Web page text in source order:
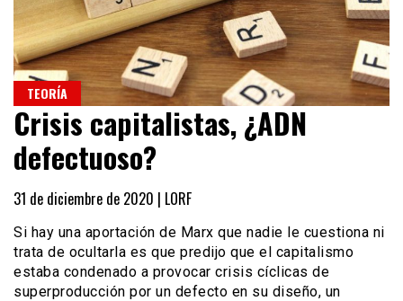
TEORÍA
Crisis capitalistas, ¿ADN
defectuoso?
31 de diciembre de 2020 | LORF
Si hay una aportación de Marx que nadie le cuestiona ni
trata de ocultarla es que predijo que el capitalismo
estaba condenado a provocar crisis cíclicas de
superproducción por un defecto en su diseño, un